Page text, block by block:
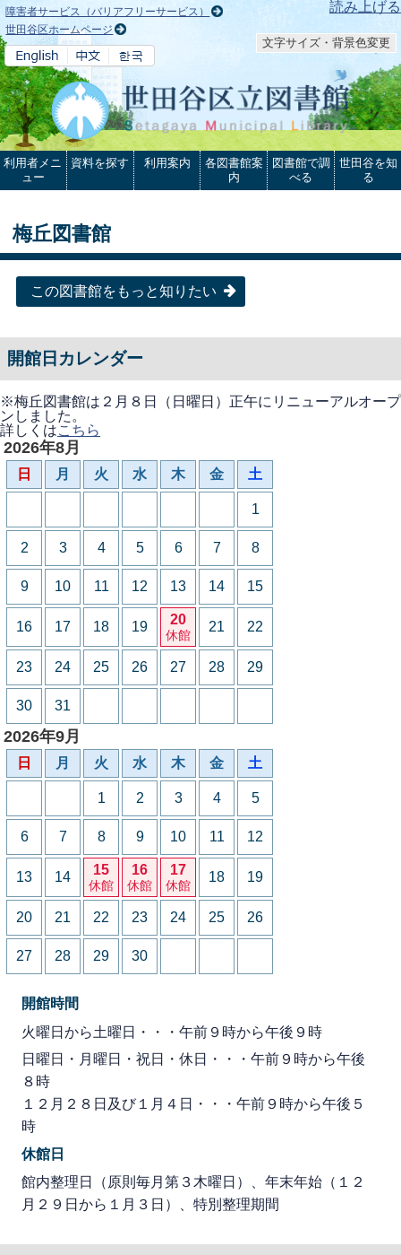
本文へ 読み上げる
障害者サービス（バリアフリーサービス）
世田谷区ホームページ
文字サイズ・背景色変更
利用者メニ
ュー
資料を探す 利用案内
各図書館案
内
図書館で調
べる
世田谷を知
る
梅丘図書館
この図書館をもっと知りたい
開館日カレンダー
※梅丘図書館は２月８日（日曜日）正午にリニューアルオープ
ンしました。
詳しくはこちら
2026年8月
日 月 火 水 木 金 土
1
2 3 4 5 6 7 8
9 10 11 12 13 14 15
16 17 18 19 20
休館
21 22
23 24 25 26 27 28 29
30 31
2026年9月
日 月 火 水 木 金 土
1 2 3 4 5
6 7 8 9 10 11 12
13 14 15
休館
16
休館
17
休館
18 19
20 21 22 23 24 25 26
27 28 29 30
開館時間
火曜日から土曜日・・・午前９時から午後９時
日曜日・月曜日・祝日・休日・・・午前９時から午後
８時
１２月２８日及び１月４日・・・午前９時から午後５
時
休館日
館内整理日（原則毎月第３木曜日）、年末年始（１２
月２９日から１月３日）、特別整理期間